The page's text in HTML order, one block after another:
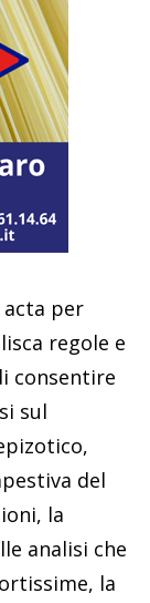
acta per
regole e
consentire
sul
del
la
analisi che
la